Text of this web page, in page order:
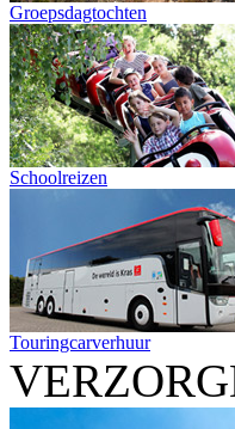
Groepsdagtochten
Schoolreizen
Touringcarverhuur